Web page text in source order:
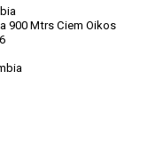
900 Mtrs Ciem Oikos